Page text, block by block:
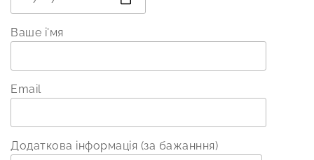
Ваше і'мя
Email
Додаткова інформація (за бажанння)